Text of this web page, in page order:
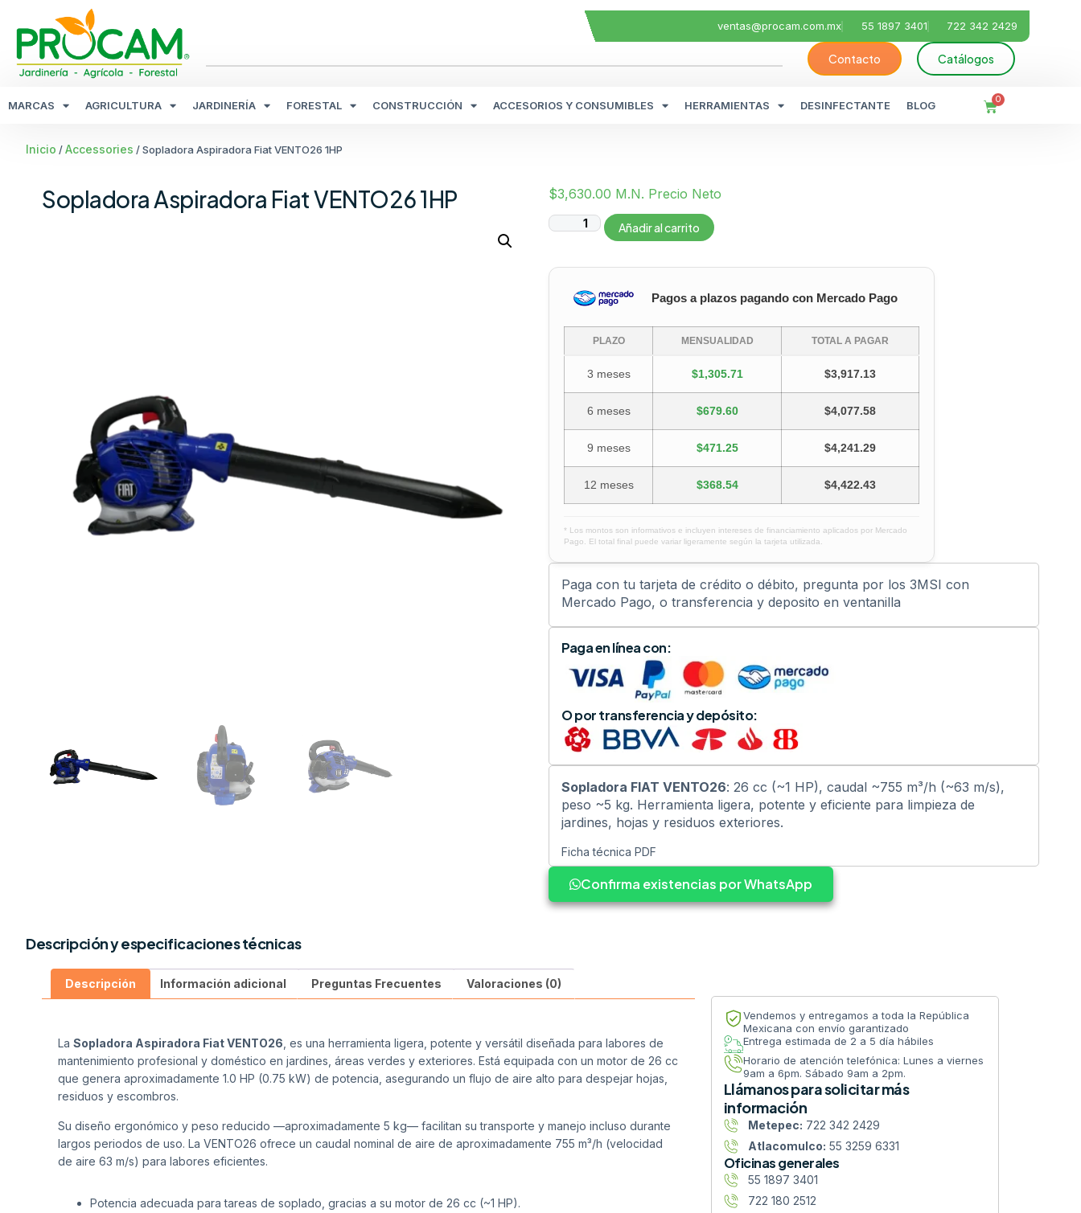
ventas@procam.com.mx 55 1897 3401 722 342 2429
Contacto Catálogos
MARCAS AGRICULTURA JARDINERÍA FORESTAL CONSTRUCCIÓN ACCESORIOS Y CONSUMIBLES HERRAMIENTAS DESINFECTANTE BLOG 0
Inicio /Accessories / Sopladora Aspiradora Fiat VENTO26 1HP
Sopladora Aspiradora Fiat VENTO26 1HP $3,630.00 M.N. Precio Neto
Añadir al carrito
Pagos a plazos pagando con Mercado Pago
PLAZO MENSUALIDAD TOTAL A PAGAR
3 meses $1,305.71 $3,917.13
6 meses $679.60 $4,077.58
9 meses $471.25 $4,241.29
12 meses $368.54 $4,422.43
* Los montos son informativos e incluyen intereses de financiamiento aplicados por Mercado
Pago. El total final puede variar ligeramente según la tarjeta utilizada.
Paga con tu tarjeta de crédito o débito, pregunta por los 3MSI con
Mercado Pago, o transferencia y deposito en ventanilla
Paga en línea con:
O por transferencia y depósito:
Sopladora FIAT VENTO26: 26 cc (~1 HP), caudal ~755 m³/h (~63 m/s),
peso ~5 kg. Herramienta ligera, potente y eficiente para limpieza de
jardines, hojas y residuos exteriores.
Ficha técnica PDF
Confirma existencias por WhatsApp
Descripción y especificaciones técnicas
Descripción Información adicional Preguntas Frecuentes Valoraciones (0)
La Sopladora Aspiradora Fiat VENTO26 , es una herramienta ligera, potente y versátil diseñada para labores de
mantenimiento profesional y doméstico en jardines, áreas verdes y exteriores. Está equipada con un motor de 26 cc
que genera aproximadamente 1.0 HP (0.75 kW) de potencia, asegurando un flujo de aire alto para despejar hojas,
residuos y escombros.
Su diseño ergonómico y peso reducido —aproximadamente 5 kg— facilitan su transporte y manejo incluso durante
largos periodos de uso. La VENTO26 ofrece un caudal nominal de aire de aproximadamente 755 m³/h (velocidad
de aire 63 m/s) para labores eficientes.
Potencia adecuada para tareas de soplado, gracias a su motor de 26 cc (~1 HP).
Vendemos y entregamos a toda la República
Mexicana con envío garantizado
Entrega estimada de 2 a 5 día hábiles
Horario de atención telefónica: Lunes a viernes
9am a 6pm. Sábado 9am a 2pm.
Llámanos para solicitar más
información
Metepec: 722 342 2429
Atlacomulco: 55 3259 6331
Oficinas generales
55 1897 3401
722 180 2512